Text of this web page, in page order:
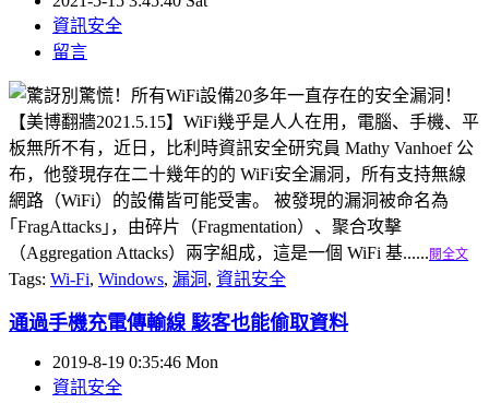
資訊安全
留言
【美博翻牆2021.5.15】WiFi幾乎是人人在用，電腦、手機、平
板無所不有，近日，比利時資訊安全研究員 Mathy Vanhoef 公
布，他發現存在二十幾年的的 WiFi安全漏洞，所有支持無線
網路（WiFi）的設備皆可能受害。 被發現的漏洞被命名為
｢FragAttacks｣，由碎片（Fragmentation）、聚合攻擊
（Aggregation Attacks）兩字組成，這是一個 WiFi 基...... 閱全文
Tags: Wi-Fi, Windows, 漏洞 , 資訊安全
通過手機充電傳輸線 駭客也能偷取資料
2019-8-19 0:35:46 Mon
資訊安全